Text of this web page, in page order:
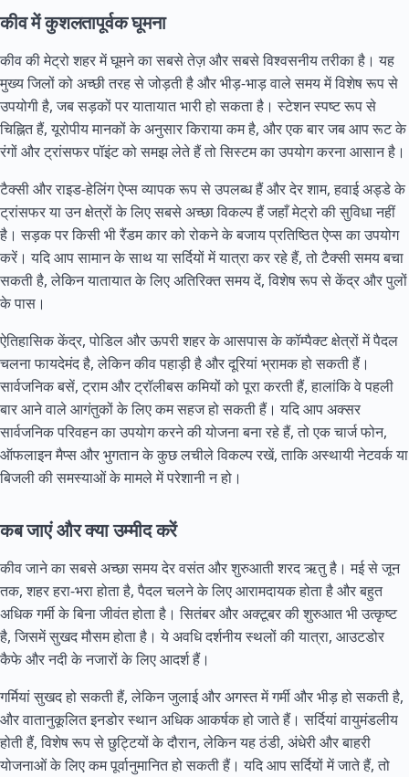
कीव में कुशलतापूर्वक घूमना
कीव की मेट्रो शहर में घूमने का सबसे तेज़ और सबसे विश्वसनीय तरीका है। यह
मुख्य जिलों को अच्छी तरह से जोड़ती है और भीड़-भाड़ वाले समय में विशेष रूप से
उपयोगी है, जब सड़कों पर यातायात भारी हो सकता है। स्टेशन स्पष्ट रूप से
चिह्नित हैं, यूरोपीय मानकों के अनुसार किराया कम है, और एक बार जब आप रूट के
रंगों और ट्रांसफर पॉइंट को समझ लेते हैं तो सिस्टम का उपयोग करना आसान है।
टैक्सी और राइड-हेलिंग ऐप्स व्यापक रूप से उपलब्ध हैं और देर शाम, हवाई अड्डे के
ट्रांसफर या उन क्षेत्रों के लिए सबसे अच्छा विकल्प हैं जहाँ मेट्रो की सुविधा नहीं
है। सड़क पर किसी भी रैंडम कार को रोकने के बजाय प्रतिष्ठित ऐप्स का उपयोग
करें। यदि आप सामान के साथ या सर्दियों में यात्रा कर रहे हैं, तो टैक्सी समय बचा
सकती है, लेकिन यातायात के लिए अतिरिक्त समय दें, विशेष रूप से केंद्र और पुलों
के पास।
ऐतिहासिक केंद्र, पोडिल और ऊपरी शहर के आसपास के कॉम्पैक्ट क्षेत्रों में पैदल
चलना फायदेमंद है, लेकिन कीव पहाड़ी है और दूरियां भ्रामक हो सकती हैं।
सार्वजनिक बसें, ट्राम और ट्रॉलीबस कमियों को पूरा करती हैं, हालांकि वे पहली
बार आने वाले आगंतुकों के लिए कम सहज हो सकती हैं। यदि आप अक्सर
सार्वजनिक परिवहन का उपयोग करने की योजना बना रहे हैं, तो एक चार्ज फोन,
ऑफलाइन मैप्स और भुगतान के कुछ लचीले विकल्प रखें, ताकि अस्थायी नेटवर्क या
बिजली की समस्याओं के मामले में परेशानी न हो।
कब जाएं और क्या उम्मीद करें
कीव जाने का सबसे अच्छा समय देर वसंत और शुरुआती शरद ऋतु है। मई से जून
तक, शहर हरा-भरा होता है, पैदल चलने के लिए आरामदायक होता है और बहुत
अधिक गर्मी के बिना जीवंत होता है। सितंबर और अक्टूबर की शुरुआत भी उत्कृष्ट
है, जिसमें सुखद मौसम होता है। ये अवधि दर्शनीय स्थलों की यात्रा, आउटडोर
कैफे और नदी के नजारों के लिए आदर्श हैं।
गर्मियां सुखद हो सकती हैं, लेकिन जुलाई और अगस्त में गर्मी और भीड़ हो सकती है,
और वातानुकूलित इनडोर स्थान अधिक आकर्षक हो जाते हैं। सर्दियां वायुमंडलीय
होती हैं, विशेष रूप से छुट्टियों के दौरान, लेकिन यह ठंडी, अंधेरी और बाहरी
योजनाओं के लिए कम पूर्वानुमानित हो सकती हैं। यदि आप सर्दियों में जाते हैं, तो